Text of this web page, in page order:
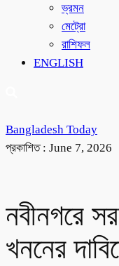
ভ্রমন
মেট্রো
রাশিফল
ENGLISH
Bangladesh Today
প্রকাশিত : June 7, 2026
নবীনগরে
খননের